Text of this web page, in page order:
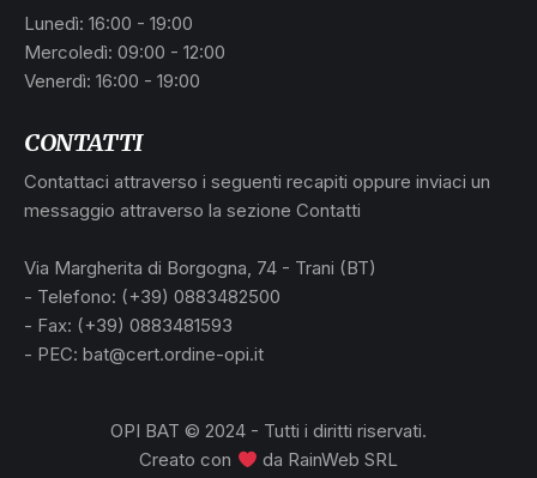
CONTATTI
Contattaci attraverso i seguenti recapiti oppure inviaci un
messaggio attraverso la sezione Contatti
Via Margherita di Borgogna, 74 - Trani (BT)
- Telefono: (+39) 0883482500
- Fax: (+39) 0883481593
- PEC: bat@cert.ordine-opi.it
Lunedì: 16:00 - 19:00
Mercoledì: 09:00 - 12:00
Venerdì: 16:00 - 19:00
OPI BAT © 2024 - Tutti i diritti riservati.
Creato con
da RainWeb SRL